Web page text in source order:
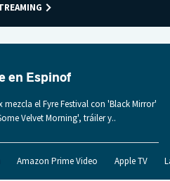
en Espinof
mezcla el Fyre Festival con 'Black Mirror'
Velvet Morning', tráiler y..
Amazon Prime Video Apple TV